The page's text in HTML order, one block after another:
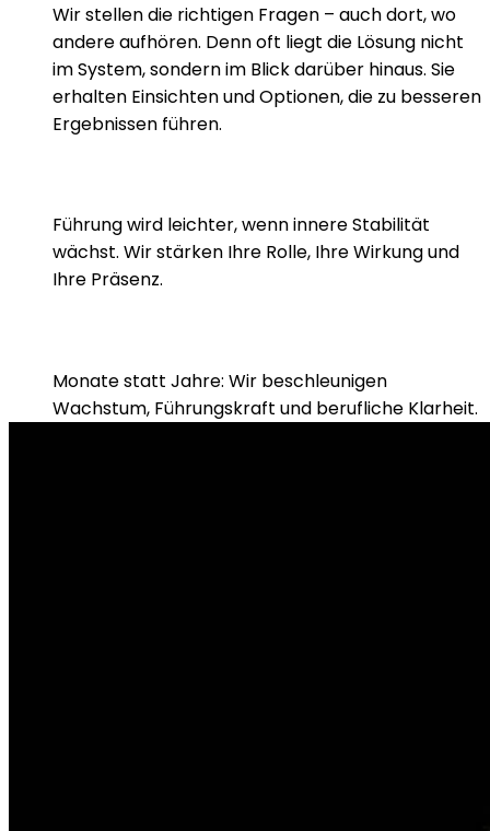
Wir stellen die richtigen Fragen – auch dort, wo
andere aufhören. Denn oft liegt die Lösung nicht
im System, sondern im Blick darüber hinaus. Sie
erhalten Einsichten und Optionen, die zu besseren
Ergebnissen führen.
Führung wird leichter, wenn innere Stabilität
wächst. Wir stärken Ihre Rolle, Ihre Wirkung und
Ihre Präsenz.
Monate statt Jahre: Wir beschleunigen
Wachstum, Führungskraft und berufliche Klarheit.